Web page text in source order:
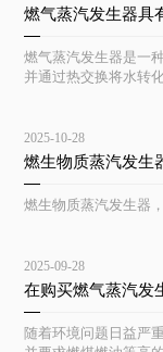
燃气蒸汽发生器具
燃气蒸汽发生器是一
并通过热交换将水转
2025-10-28
燃生物质蒸汽发生
燃生物质蒸汽发生器
2025-09-28
在购买燃气蒸汽发
随着环境问题日益严